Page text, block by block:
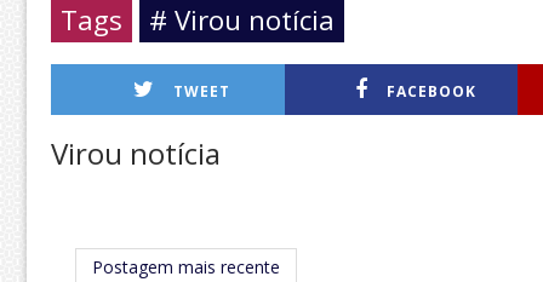
Tags
# Virou notícia
TWEET FACEBOOK
Virou notícia
Postagem mais recente